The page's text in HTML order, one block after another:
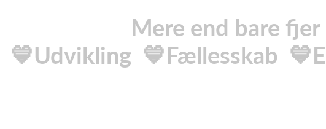
Mere end bare fjer
💙Udvikling 💙Fællesskab